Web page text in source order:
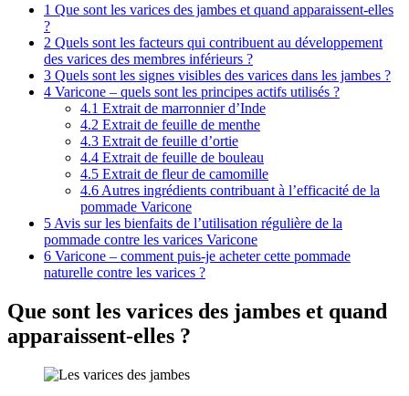
1 Que sont les varices des jambes et quand apparaissent-elles
?
2 Quels sont les facteurs qui contribuent au développement
des varices des membres inférieurs ?
3 Quels sont les signes visibles des varices dans les jambes ?
4 Varicone – quels sont les principes actifs utilisés ?
4.1 Extrait de marronnier d’Inde
4.2 Extrait de feuille de menthe
4.3 Extrait de feuille d’ortie
4.4 Extrait de feuille de bouleau
4.5 Extrait de fleur de camomille
4.6 Autres ingrédients contribuant à l’efficacité de la
pommade Varicone
5 Avis sur les bienfaits de l’utilisation régulière de la
pommade contre les varices Varicone
6 Varicone – comment puis-je acheter cette pommade
naturelle contre les varices ?
Que sont les varices des jambes et quand
apparaissent-elles ?